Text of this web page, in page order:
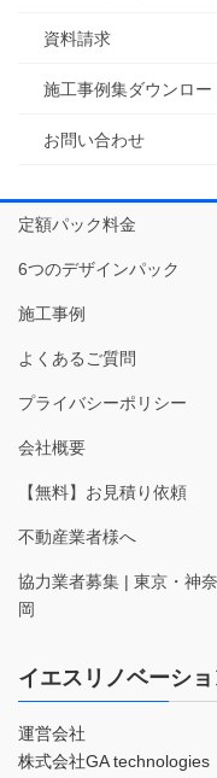
資料請求
施工事例集ダウンロー
お問い合わせ
定額パック料金
6つのデザインパック
施工事例
よくあるご質問
プライバシーポリシー
会社概要
【無料】お見積り依頼
不動産業者様へ
協力業者募集 | 東京・神
岡
イエスリノベーシ
運営会社
株式会社GA technologies